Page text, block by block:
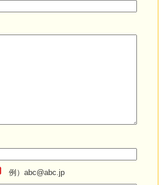
例）abc@abc.jp